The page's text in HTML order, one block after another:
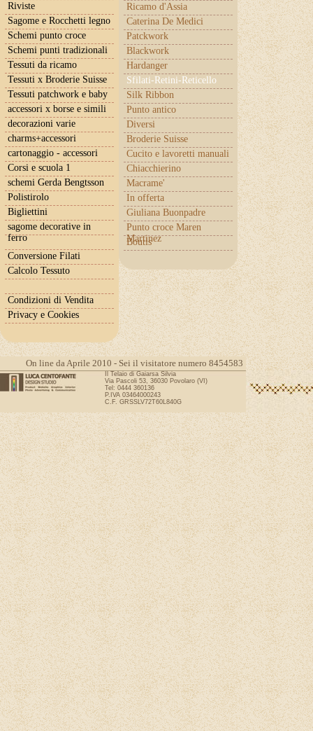
Ricamo d'Assia
Caterina De Medici
Patckwork
Blackwork
Hardanger
Sfilati-Retini-Reticello
Silk Ribbon
Punto antico
Diversi
Broderie Suisse
Cucito e lavoretti manuali
Chiacchierino
Macrame'
In offerta
Giuliana Buonpadre
Punto croce Maren
Martinez
Boutis
Riviste
Sagome e Rocchetti legno
Schemi punto croce
Schemi punti tradizionali
Tessuti da ricamo
Tessuti x Broderie Suisse
Tessuti patchwork e baby
accessori x borse e simili
decorazioni varie
charms+accessori
cartonaggio - accessori
Corsi e scuola 1
schemi Gerda Bengtsson
Polistirolo
Bigliettini
sagome decorative in
ferro
Conversione Filati
Calcolo Tessuto
Condizioni di Vendita
Privacy e Cookies
On line da Aprile 2010 - Sei il visitatore numero 8454583
Il Telaio di Gaiarsa Silvia
Via Pascoli 53, 36030 Povolaro (VI)
Tel: 0444 360136
P.IVA 03464000243
C.F. GRSSLV72T60L840G